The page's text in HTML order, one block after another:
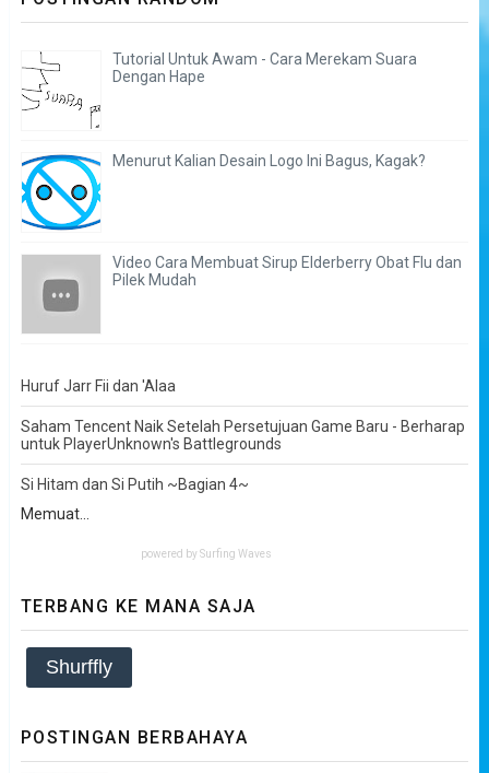
Tutorial Untuk Awam - Cara Merekam Suara
Dengan Hape
Menurut Kalian Desain Logo Ini Bagus, Kagak?
Video Cara Membuat Sirup Elderberry Obat Flu dan
Pilek Mudah
Huruf Jarr Fii dan 'Alaa
Saham Tencent Naik Setelah Persetujuan Game Baru - Berharap
untuk PlayerUnknown's Battlegrounds
Si Hitam dan Si Putih ~Bagian 4~
Memuat...
powered by Surfing Waves
TERBANG KE MANA SAJA
Shurffly
POSTINGAN BERBAHAYA